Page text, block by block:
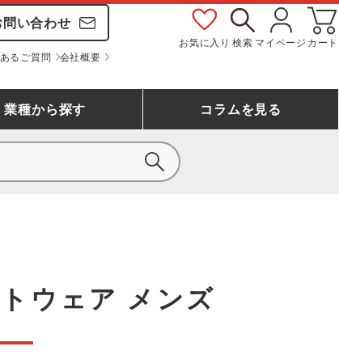
問い合わせ
るご質問 会社概要
お気に入り 検索 マイページ カート
レインウェア・カッパ
作業用手袋ランキング
ふく手袋 マック
業種から探す
清掃・ビルメンテ作業服
コラムを見る
ウェア メンズ